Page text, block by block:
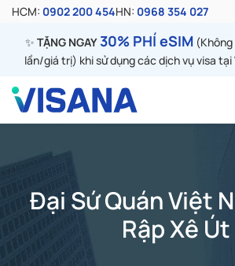
HCM: 0902 200 454HN: 0968 354 027
✨ TẶNG NGAY30% PHÍ eSIM
lần/giá trị) khi sử dụng các dịch vụ visa tại
Đại Sứ Quán Việt
Rập Xê Út